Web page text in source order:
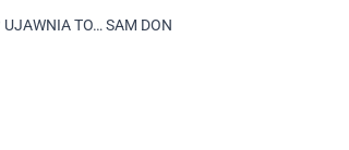
TO… SAM DONALD TUSK! [ZOBACZ FILM]